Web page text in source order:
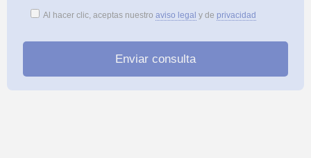
Al hacer clic, aceptas nuestro aviso legal y de privacidad